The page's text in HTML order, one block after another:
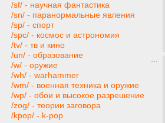
/sf/ - научная фантастика
/sn/ - паранормальные явления
/sp/ - спорт
/spc/ - космос и астрономия
/tv/ - тв и кино
/un/ - образование
/w/ - оружие
/wh/ - warhammer
/wm/ - военная техника и оружие
/wp/ - обои и высокое разрешение
/zog/ - теории заговора
/kpop/ - k-pop